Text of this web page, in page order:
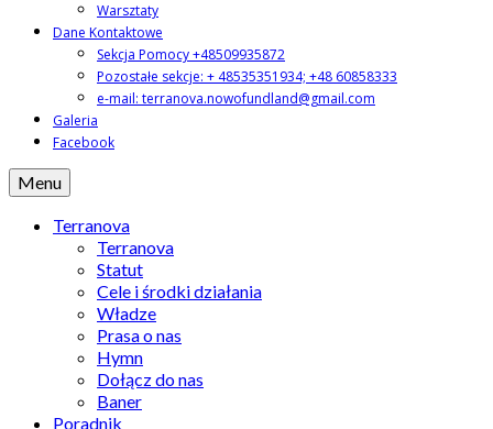
Warsztaty
Dane Kontaktowe
Sekcja Pomocy +48509935872
Pozostałe sekcje: + 48535351934; +48 60858333
e-mail: terranova.nowofundland@gmail.com
Galeria
Facebook
Menu
Terranova
Terranova
Statut
Cele i środki działania
Władze
Prasa o nas
Hymn
Dołącz do nas
Baner
Poradnik